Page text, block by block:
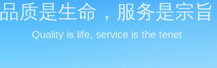
品质是生命，服务是宗旨
Quality is life, service is the tenet